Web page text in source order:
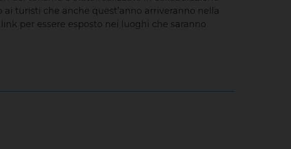
turisti che anche quest’anno arriveranno nella
per essere esposto nei luoghi che saranno